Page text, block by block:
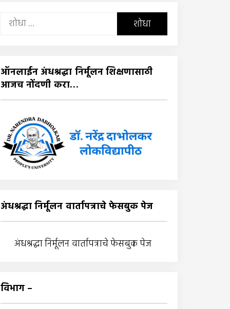
यांचा
ऑनलाईन अंधश्रद्धा निर्मूलन शिक्षणासाठी
आजच नोंदणी करा…
अंधश्रद्धा निर्मूलन वार्तापत्राचे फेसबुक पेज
अंधश्रद्धा निर्मूलन वार्तापत्राचे फेसबुक पेज
विभाग –